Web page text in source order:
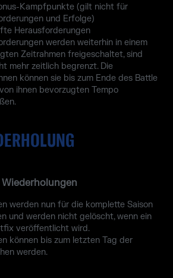
Kampfpunkte (gilt nicht für
und Erfolge)
Herausforderungen
werden weiterhin in einem
Zeitrahmen freigeschaltet, sind
mehr zeitlich begrenzt. Die
können sie bis zum Ende des Battle
ihnen bevorzugten Tempo
werden nun für die komplette Saison
und werden nicht gelöscht, wenn ein
veröffentlicht wird.
können bis zum letzten Tag der
werden.